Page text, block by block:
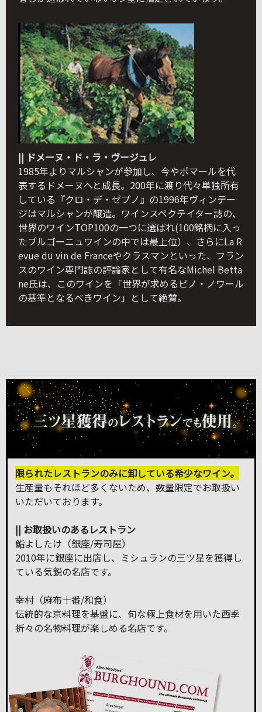
|| ドメーヌ・ド・ラ・ヴージュレ
1985年よりマルシャンが参加し、今やポマールを代
表するドメーヌへと成長。200年に渡り代々単独所有
している『クロ・デ・ゼプノ』の1996年ヴィンテー
ジはマルシャンが醸造。ワインスペクテイター誌の、
世界のワインTOP100の一つに選ばれ(100銘柄に入っ
たブルゴーニュワインの中では最上位）、さらにLa R
evue du vin de Franceやクラスマンといった、フラン
スのワイン専門誌の評論家として有名なMichel Betta
ne氏は、このワインを「世界が求めるピノ・ノワール
の基準となるべきワイン」として絶賛。
限られたレストランのみに卸している希少なワイン。
生産量もそれほど多くないため、数量限定でお取扱い
いただいております。
|| お取扱いのあるレストラン
鮨よしたけ（銀座/寿司屋）
2010年に銀座に出店し、ミシュランの三ツ星を獲得し
ている気鋭の名店です。
幸村（麻布十番/和食）
伝統的な京料理を基盤に、旬な極上食材を用いた西季
折々の名物料理が楽しめる名店です。